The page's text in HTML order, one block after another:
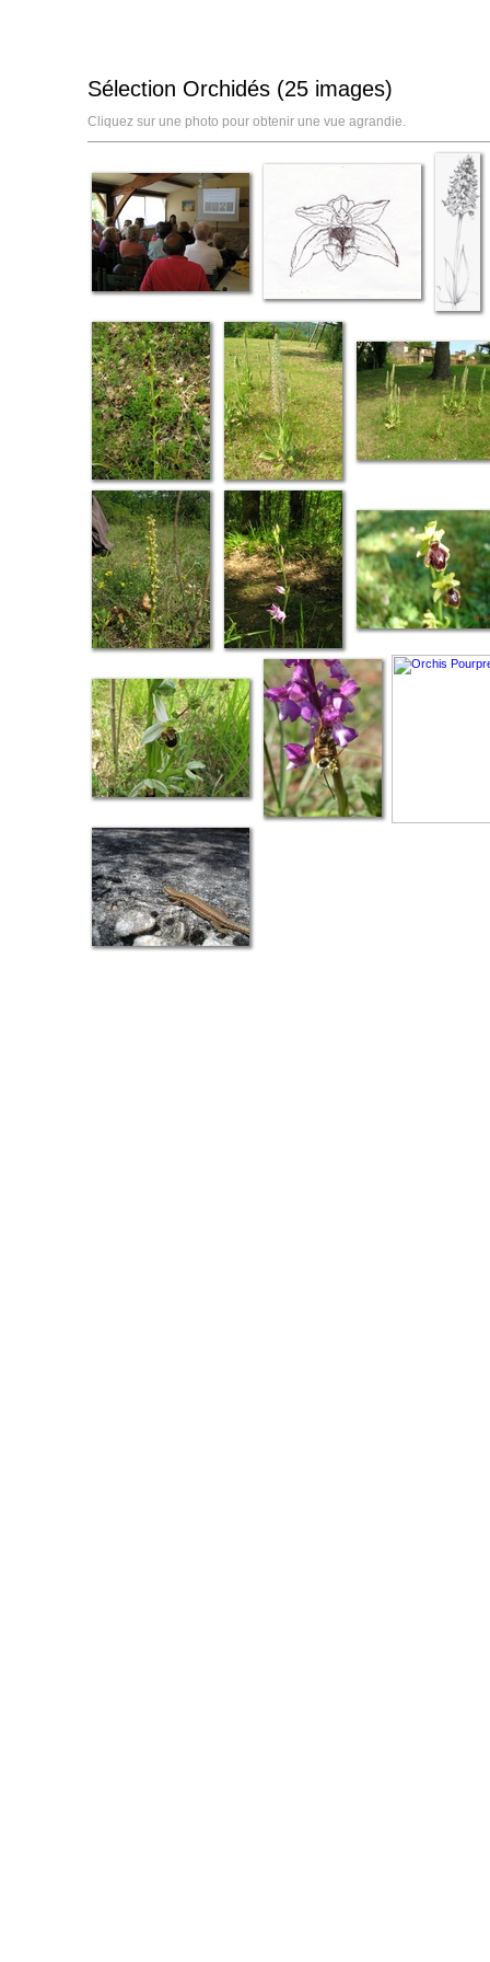
Sélection Orchidés (25 images)
Cliquez sur une photo pour obtenir une vue agrandie.